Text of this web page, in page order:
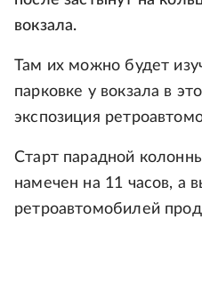
вокзала.
Там их можно будет
парковке у вокзала в
экспозиция
Старт парадной
намечен на 11 часов, а
ретроавтомобилей